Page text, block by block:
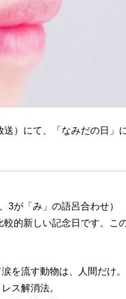
）にて、「なみだの日」
3が「み」の語呂合わせ）
的新しい記念日です。こ
を流す動物は、人間だけ。
ス解消法。